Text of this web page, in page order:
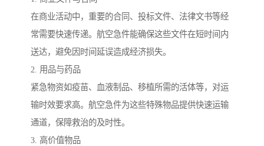
在商业活动中，重要的合同、投标文件、法律文书等经
常需要快速传递。航空急件能确保这些文件在短时间内
送达，避免因时间延误造成经济损失。
2. 用品与药品
紧急物资如疫苗、血液制品、移植所需的活体等，对运
输时效要求高。航空急件为这些特殊物品提供快速运输
通道，保障救治的及时性。
3. 高价值物品